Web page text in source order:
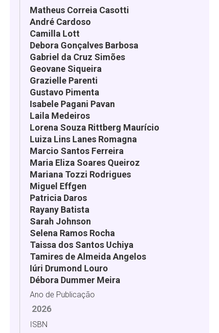
Matheus Correia Casotti
André Cardoso
Camilla Lott
Debora Gonçalves Barbosa
Gabriel da Cruz Simões
Geovane Siqueira
Grazielle Parenti
Gustavo Pimenta
Isabele Pagani Pavan
Laila Medeiros
Lorena Souza Rittberg Maurício
Luiza Lins Lanes Romagna
Marcio Santos Ferreira
Maria Eliza Soares Queiroz
Mariana Tozzi Rodrigues
Miguel Effgen
Patricia Daros
Rayany Batista
Sarah Johnson
Selena Ramos Rocha
Taissa dos Santos Uchiya
Tamires de Almeida Angelos
Iúri Drumond Louro
Débora Dummer Meira
Ano de Publicação
2026
ISBN